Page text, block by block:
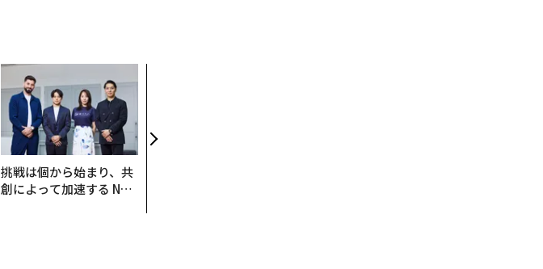
挑戦は個から始まり、共
創によって加速する NOR
×PwC】